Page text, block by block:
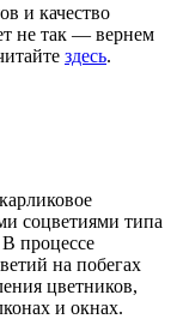
и качество
не так — вернем
здесь.
соцветиями типа
процессе
на побегах
цветников,
и окнах.